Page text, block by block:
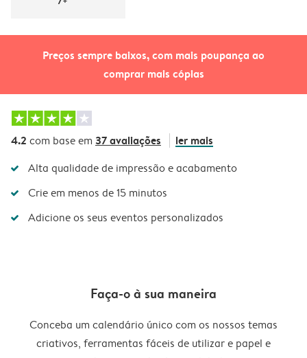
Preços sempre baixos, com mais poupança ao
comprar mais cópias
4.2 com base em 37 avaliações ler mais
Alta qualidade de impressão e acabamento
Crie em menos de 15 minutos
Adicione os seus eventos personalizados
Faça-o à sua maneira
Conceba um calendário único com os nossos temas
criativos, ferramentas fáceis de utilizar e papel e